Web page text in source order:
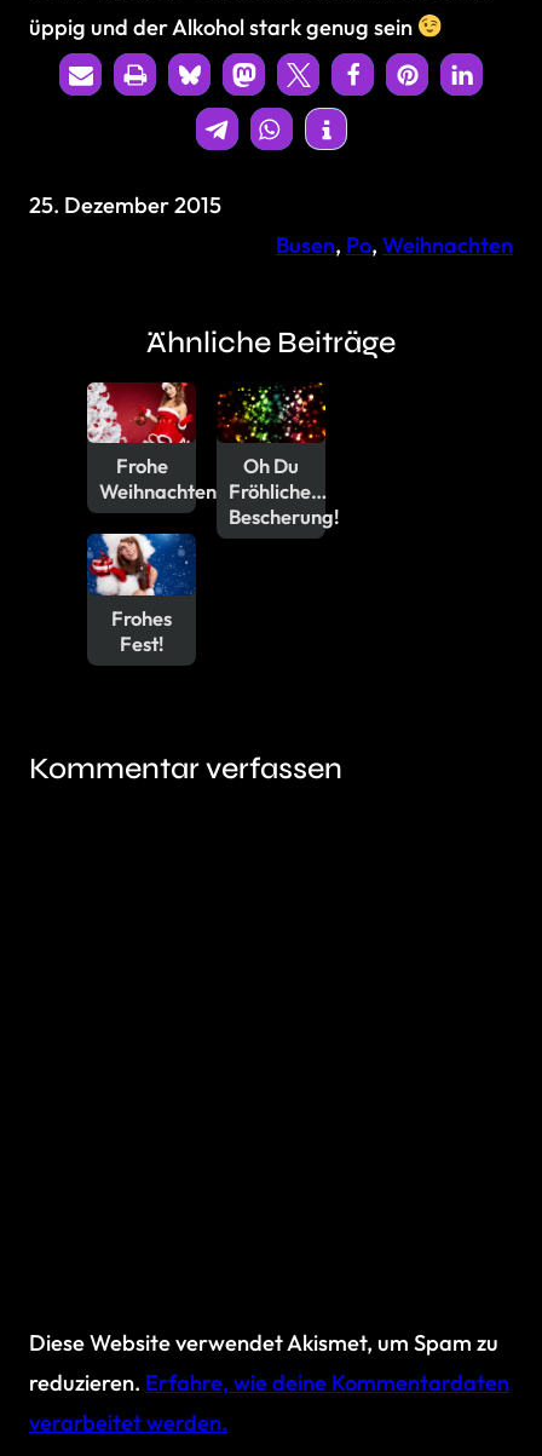
üppig und der Alkohol stark genug sein
25. Dezember 2015
Busen, Po, Weihnachten
Ähnliche Beiträge
Frohe
Weihnachten
Frohes
Fest!
Oh Du
Fröhliche…
Bescherung!
Kommentar verfassen
Diese Website verwendet Akismet, um Spam zu
reduzieren. Erfahre, wie deine Kommentardaten
verarbeitet werden.